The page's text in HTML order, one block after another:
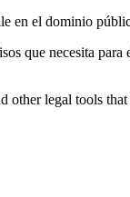
en el dominio
que necesita
other legal tools